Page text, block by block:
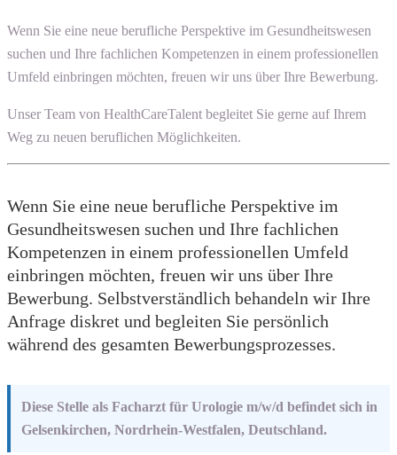
Wenn Sie eine neue berufliche Perspektive im Gesundheitswesen
suchen und Ihre fachlichen Kompetenzen in einem professionellen
Umfeld einbringen möchten, freuen wir uns über Ihre Bewerbung.
Unser Team von HealthCareTalent begleitet Sie gerne auf Ihrem
Weg zu neuen beruflichen Möglichkeiten.
Wenn Sie eine neue berufliche Perspektive im
Gesundheitswesen suchen und Ihre fachlichen
Kompetenzen in einem professionellen Umfeld
einbringen möchten, freuen wir uns über Ihre
Bewerbung. Selbstverständlich behandeln wir Ihre
Anfrage diskret und begleiten Sie persönlich
während des gesamten Bewerbungsprozesses.
Diese Stelle als Facharzt für Urologie m/w/d befindet sich in
Gelsenkirchen, Nordrhein-Westfalen, Deutschland.